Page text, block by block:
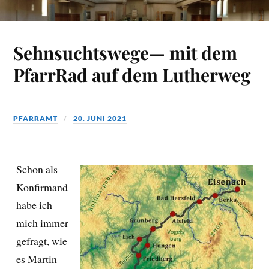
Sehnsuchtswege— mit dem
PfarrRad auf dem Lutherweg
PFARRAMT 20. JUNI 2021
Schon als
Konfirmand
habe ich
mich immer
gefragt, wie
es Martin